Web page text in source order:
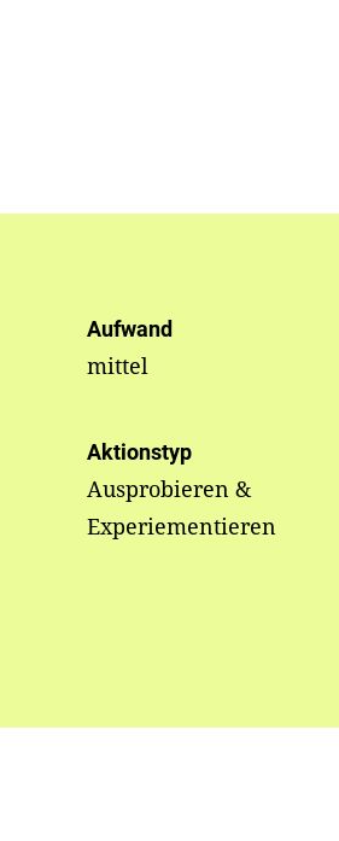
Aufwand
mittel
Aktionstyp
Ausprobieren &
Experiementieren